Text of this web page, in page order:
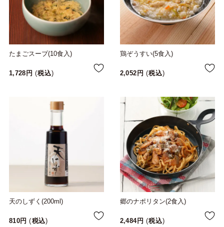
たまごスープ(10食入)
1,728 税込
鶏ぞうすい(5食入)
2,052 税込
天のしずく(200ml)
810 税込
郷のナポリタン(2食入)
2,484 税込